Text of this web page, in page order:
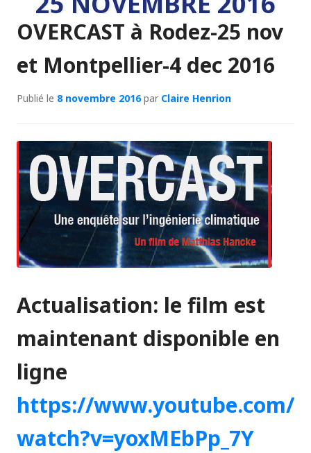
OVERCAST à Rodez-25 nov
et Montpellier-4 dec 2016
Publié le 8 novembre 2016par Claire Henrion
Actualisation: le film est
maintenant disponible en
ligne
https://www.youtube.com/
watch?v=yoxMEbPp_7Y